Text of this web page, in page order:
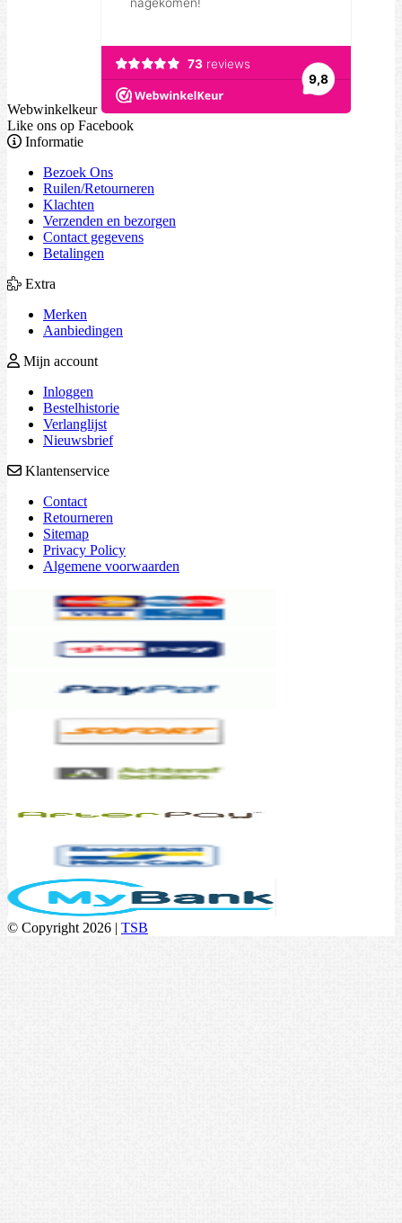
Webwinkelkeur
Like ons op Facebook
Informatie
Bezoek Ons
Ruilen/Retourneren
Klachten
Verzenden en bezorgen
Contact gegevens
Betalingen
Extra
Merken
Aanbiedingen
Mijn account
Inloggen
Bestelhistorie
Verlanglijst
Nieuwsbrief
Klantenservice
Contact
Retourneren
Sitemap
Privacy Policy
Algemene voorwaarden
© Copyright 2026 | TSB